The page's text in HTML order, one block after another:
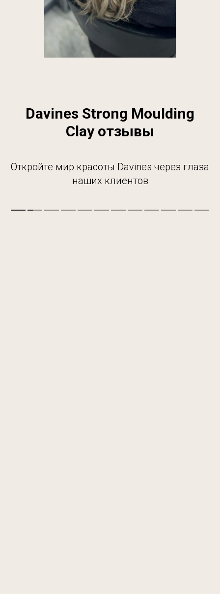
Davines Strong Moulding
Clay отзывы
Откройте мир красоты Davines через глаза
наших клиентов